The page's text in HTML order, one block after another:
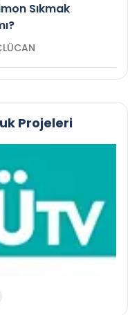
Sıkmak
Projeleri